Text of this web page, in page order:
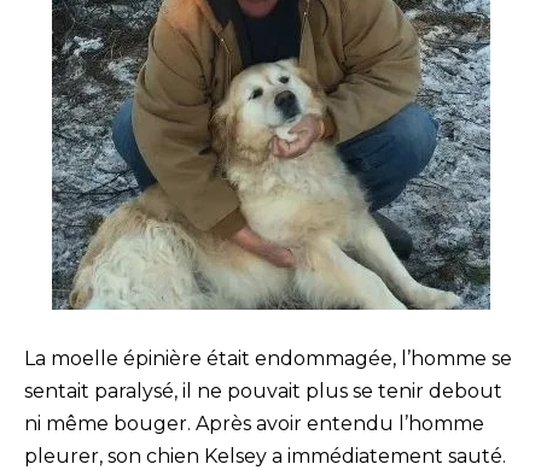
La moelle épinière était endommagée, l’homme se
sentait paralysé, il ne pouvait plus se tenir debout
ni même bouger. Après avoir entendu l’homme
pleurer, son chien Kelsey a immédiatement sauté.